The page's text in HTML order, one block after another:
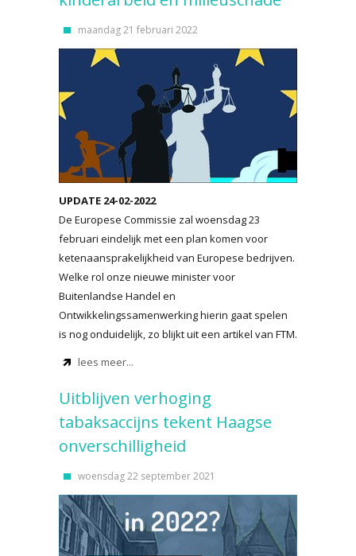
maandag 21 februari 2022
UPDATE 24-02-2022
De Europese Commissie zal woensdag 23
februari eindelijk met een plan komen voor
ketenaansprakelijkheid van Europese bedrijven.
Welke rol onze nieuwe minister voor
Buitenlandse Handel en
Ontwikkelingssamenwerking hierin gaat spelen
is nog onduidelijk, zo blijkt uit een artikel van FTM.
lees meer...
Uitblijven verhoging
tabaksaccijns tekent Haagse
onverschilligheid
woensdag 22 september 2021